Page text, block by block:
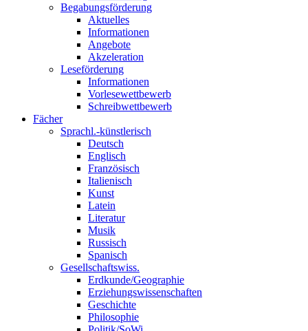
Begabungsförderung
Aktuelles
Informationen
Angebote
Akzeleration
Leseförderung
Informationen
Vorlesewettbewerb
Schreibwettbewerb
Fächer
Sprachl.-künstlerisch
Deutsch
Englisch
Französisch
Italienisch
Kunst
Latein
Literatur
Musik
Russisch
Spanisch
Gesellschaftswiss.
Erdkunde/Geographie
Erziehungswissenschaften
Geschichte
Philosophie